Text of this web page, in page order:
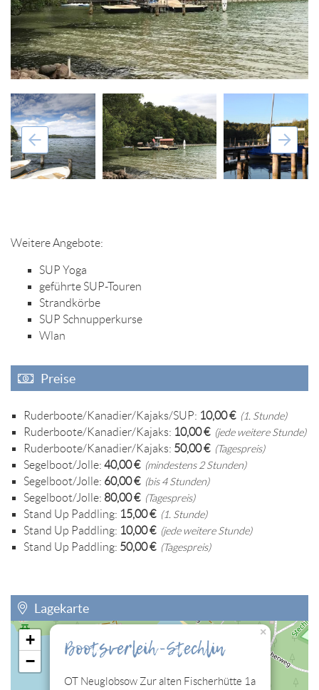
Weitere Angebote:
SUP Yoga
geführte SUP-Touren
Strandkörbe
SUP Schnupperkurse
Wlan
Preise
Ruderboote/Kanadier/Kajaks/SUP: 10,00 €(1. Stunde)
Ruderboote/Kanadier/Kajaks: 10,00 €(jede weitere Stunde)
Ruderboote/Kanadier/Kajaks: 50,00 €(Tagespreis)
Segelboot/Jolle: 40,00 €(mindestens 2 Stunden)
Segelboot/Jolle: 60,00 €(bis 4 Stunden)
Segelboot/Jolle: 80,00 €(Tagespreis)
Stand Up Paddling: 15,00 €(1. Stunde)
Stand Up Paddling: 10,00 €(jede weitere Stunde)
Stand Up Paddling: 50,00 €(Tagespreis)
Lagekarte
Sie müssen die Cookies der Kategorie "Personalisierung"
zulassen, damit Sie die hier eingebettete Lagekarte sehen
Bootsverleih-Stechlin
OT Neuglobsow Zur alten Fischerhütte 1a
×
+
−